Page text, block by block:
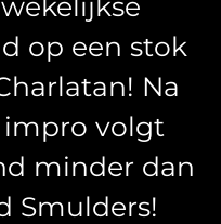
op een stok
Na
impro volgt
minder dan
Smulders!